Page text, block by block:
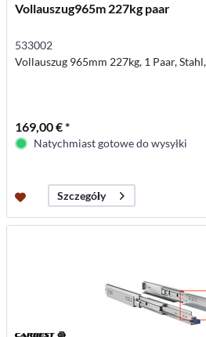
Vollauszug965m 227kg paar
533002
Vollauszug 965mm 227kg, 1 Paar,
169,00 € *
Natychmiast gotowe do wysyłki
Szczegóły